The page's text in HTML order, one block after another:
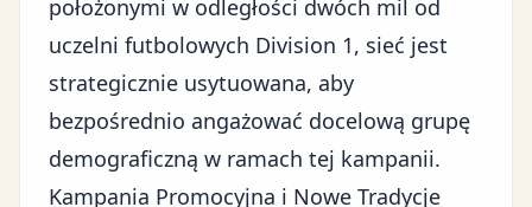
położonymi w odległości dwóch mil od
uczelni futbolowych Division 1, sieć jest
strategicznie usytuowana, aby
bezpośrednio angażować docelową grupę
demograficzną w ramach tej kampanii.
Kampania Promocyjna i Nowe Tradycje